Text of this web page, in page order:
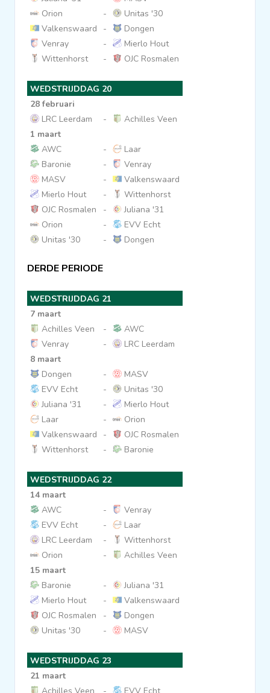
Orion
-
Unitas '30
Valkenswaard
-
Dongen
Venray
-
Mierlo Hout
Wittenhorst
- OJC Rosmalen
WEDSTRIJDDAG 20
28 februari
LRC Leerdam
-
Achilles Veen
1 maart
AWC
-
Laar
Baronie
-
Venray
MASV
-
Valkenswaard
Mierlo Hout
-
Wittenhorst
OJC Rosmalen
-
Juliana '31
Orion
-
EVV Echt
Unitas '30
- Dongen
DERDE PERIODE
WEDSTRIJDDAG 21
7 maart
Achilles Veen
-
AWC
Venray
-
LRC Leerdam
8 maart
Dongen
-
MASV
EVV Echt
-
Unitas '30
Juliana '31
-
Mierlo Hout
Laar
-
Orion
Valkenswaard
-
OJC Rosmalen
Wittenhorst
- Baronie
WEDSTRIJDDAG 22
14 maart
AWC
-
Venray
EVV Echt
-
Laar
LRC Leerdam
-
Wittenhorst
Orion
-
Achilles Veen
15 maart
Baronie
-
Juliana '31
Mierlo Hout
-
Valkenswaard
OJC Rosmalen
-
Dongen
Unitas '30
- MASV
WEDSTRIJDDAG 23
21 maart